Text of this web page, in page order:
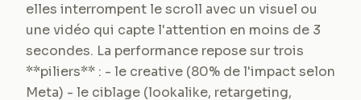
elles interrompent le scroll avec un visuel ou
une vidéo qui capte l'attention en moins de 3
secondes. La performance repose sur trois
**piliers** : - le creative (80% de l'impact selon
Meta) - le ciblage (lookalike, retargeting,